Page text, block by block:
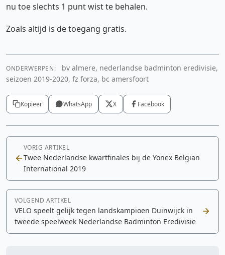
nu toe slechts 1 punt wist te behalen.
Zoals altijd is de toegang gratis.
ONDERWERPEN:
bv almere, nederlandse badminton eredivisie,
seizoen 2019-2020, fz forza, bc amersfoort
Kopieer WhatsApp X Facebook
VORIG ARTIKEL
Twee Nederlandse kwartfinales bij de Yonex Belgian
International 2019
VOLGEND ARTIKEL
VELO speelt gelijk tegen landskampioen Duinwijck in
tweede speelweek Nederlandse Badminton Eredivisie